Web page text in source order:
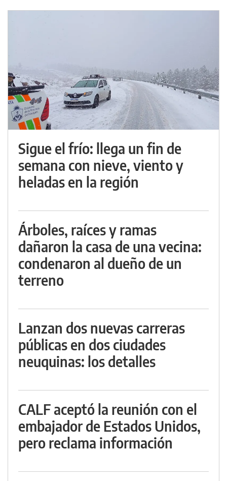
Sigue el frío: llega un fin de
semana con nieve, viento y
heladas en la región
Árboles, raíces y ramas
dañaron la casa de una vecina:
condenaron al dueño de un
terreno
Lanzan dos nuevas carreras
públicas en dos ciudades
neuquinas: los detalles
CALF aceptó la reunión con el
embajador de Estados Unidos,
pero reclama información